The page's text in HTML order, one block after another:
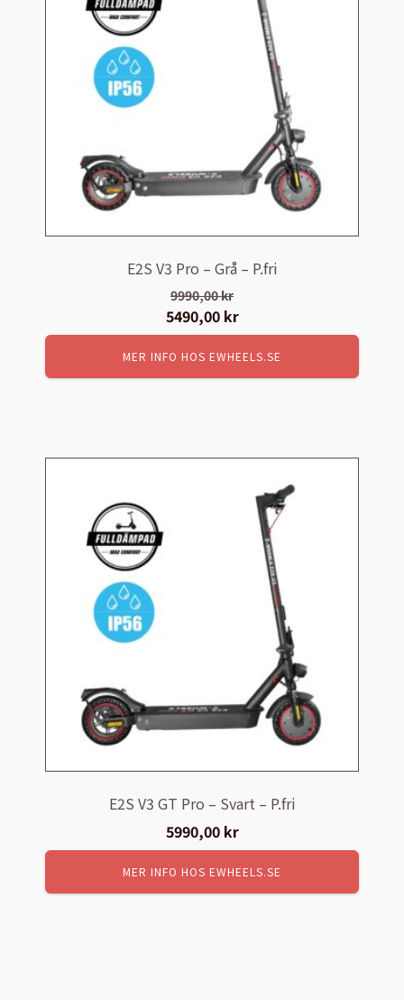
E2S V3 Pro – Grå – P.fri
9990,00kr
Det
ursprungliga
priset
var:
5490,00 krDet
nuvarande
priset
är:
MER INFO HOS EWHEELS.SE
E2S V3 GT Pro – Svart – P.fri
5990,00 kr
MER INFO HOS EWHEELS.SE